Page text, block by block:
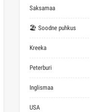
Saksamaa
🏖 Soodne puhkus
Kreeka
Peterburi
Inglismaa
USA